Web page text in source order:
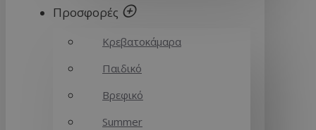
Προσφορές
Κρεβατοκάμαρα
Παιδικό
Βρεφικό
Summer